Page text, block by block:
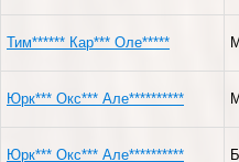
Тим****** Кар*** Оле*****
Юрк*** Окс*** Але**********
Юрк*** Окс*** Але**********